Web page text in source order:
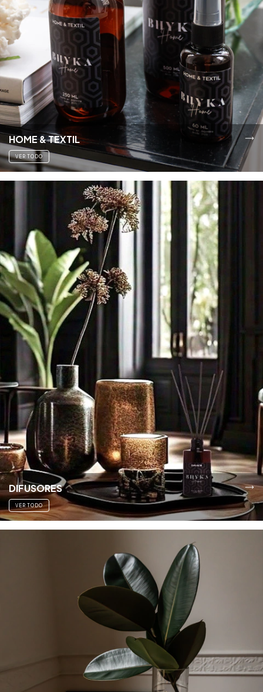
HOME & TEXTIL
VER TODO
DIFUSORES
VER TODO